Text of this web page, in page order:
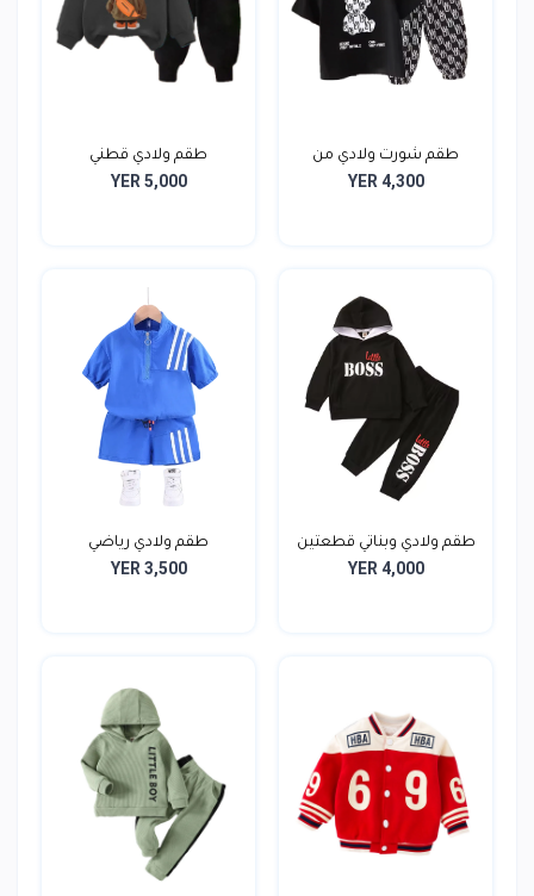
طقم شورت ولادي من
قطعتي...
YER 4,300
طقم ولادي قطني
YER 5,000
طقم ولادي وبناتي قطعتين
YER 4,000
طقم ولادي رياضي
YER 3,500